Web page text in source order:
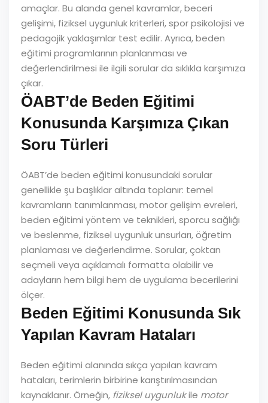
amaçlar. Bu alanda genel kavramlar, beceri
gelişimi, fiziksel uygunluk kriterleri, spor psikolojisi ve
pedagojik yaklaşımlar test edilir. Ayrıca, beden
eğitimi programlarının planlanması ve
değerlendirilmesi ile ilgili sorular da sıklıkla karşımıza
çıkar.
ÖABT’de Beden Eğitimi
Konusunda Karşımıza Çıkan
Soru Türleri
ÖABT’de beden eğitimi konusundaki sorular
genellikle şu başlıklar altında toplanır: temel
kavramların tanımlanması, motor gelişim evreleri,
beden eğitimi yöntem ve teknikleri, sporcu sağlığı
ve beslenme, fiziksel uygunluk unsurları, öğretim
planlaması ve değerlendirme. Sorular, çoktan
seçmeli veya açıklamalı formatta olabilir ve
adayların hem bilgi hem de uygulama becerilerini
ölçer.
Beden Eğitimi Konusunda Sık
Yapılan Kavram Hataları
Beden eğitimi alanında sıkça yapılan kavram
hataları, terimlerin birbirine karıştırılmasından
kaynaklanır. Örneğin, fiziksel uygunlukile motor